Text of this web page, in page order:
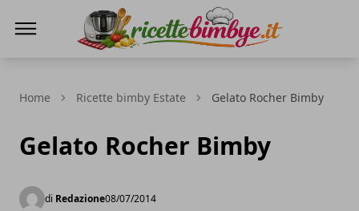
Home Ricette bimby Estate Gelato Rocher Bimby
Gelato Rocher Bimby
di Redazione08/07/2014